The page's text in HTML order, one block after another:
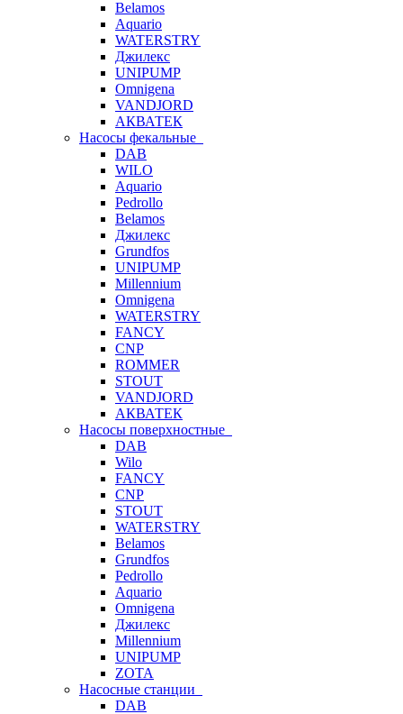
Belamos
Aquario
WATERSTRY
Джилекс
UNIPUMP
Omnigena
VANDJORD
АКВАТЕК
Насосы фекальные
DAB
WILO
Aquario
Pedrollo
Belamos
Джилекс
Grundfos
UNIPUMP
Millennium
Omnigena
WATERSTRY
FANCY
CNP
ROMMER
STOUT
VANDJORD
АКВАТЕК
Насосы поверхностные
DAB
Wilo
FANCY
CNP
STOUT
WATERSTRY
Belamos
Grundfos
Pedrollo
Aquario
Omnigena
Джилекс
Millennium
UNIPUMP
ZOTA
Насосные станции
DAB